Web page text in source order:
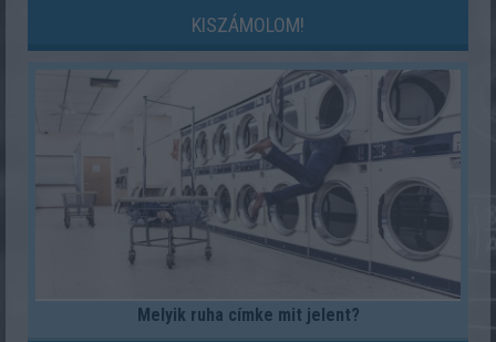
KISZÁMOLOM!
Melyik ruha címke mit jelent?